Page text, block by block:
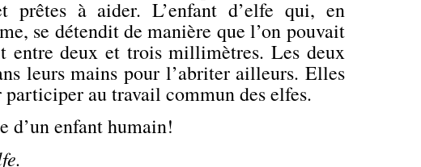
prêtes à aider. L’enfant d’elfe qui, en
se détendit de manière que l’on pouvait
entre deux et trois millimètres. Les deux
leurs mains pour l’abriter ailleurs. Elles
au travail commun des elfes.
d’un enfant humain!